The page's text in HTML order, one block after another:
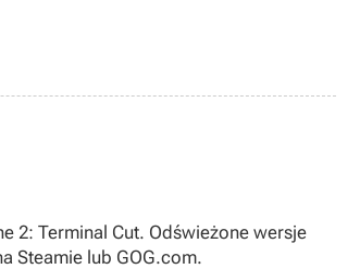
2: Terminal Cut. Odświeżone wersje
obu części serii dostępne będą za darmo dla osób, które posiadają pierwowzory na Steamie lub GOG.com.